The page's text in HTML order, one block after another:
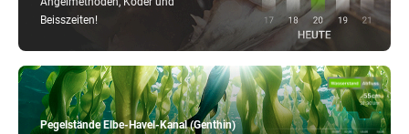
Pegelstände Elbe-Havel-Kanal (Genthin)
Beisszeiten!